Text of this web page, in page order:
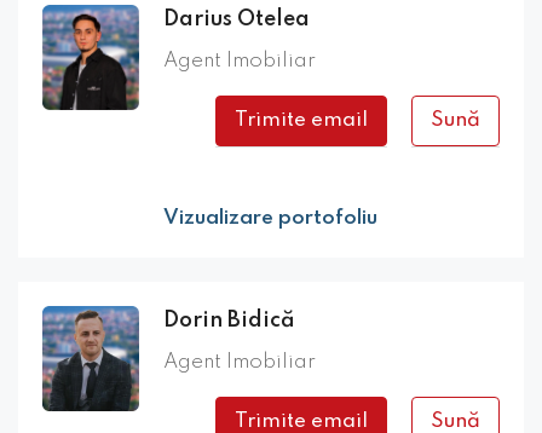
Darius Otelea
Agent Imobiliar
Trimite email Sună
Vizualizare portofoliu
Dorin Bidică
Agent Imobiliar
Trimite email Sună